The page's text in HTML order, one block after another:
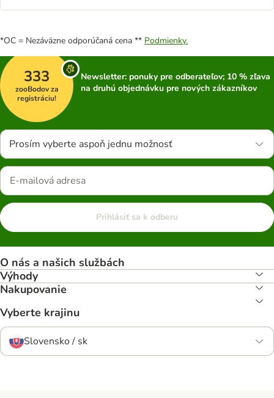
*OC = Nezáväzne odporúčaná cena ** Podmienky.
333
zooBodov za
registráciu!
Newsletter: ponuky pre odberateľov; 10 % zľava
na druhú objednávku pre nových zákazníkov
Prosím vyberte aspoň jednu možnosť
Prihlásiť sa k odberu
O nás a našich službách
Výhody
Nakupovanie
Vyberte krajinu
Slovensko / sk